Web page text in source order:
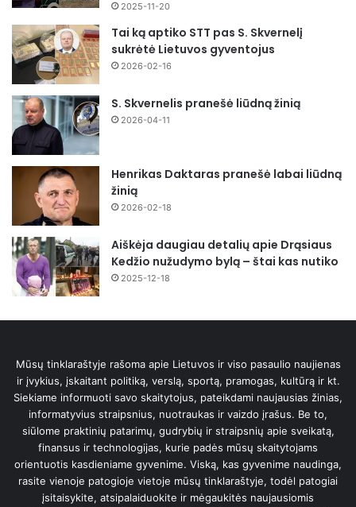
2025-11-20
Tai ką aptiko STT pas S. Skvernelį
sukrėtė Lietuvos gyventojus
2026-02-16
S. Skvernelis pranešė liūdną žinią
2026-04-11
Henrikas Daktaras pranešė labai liūdną
žinią
2026-02-18
Aiškėja daugiau detalių apie Drąsiaus
Kedžio nužudymo bylą – štai kas nutiko
2025-12-18
Mūsų tinklaraštyje rašoma apie Lietuvos ir viso pasaulio naujienas
ir įvykius, įskaitant politiką, verslą, sportą, pramogas, kultūrą ir kt.
Siekiame informuoti savo skaitytojus, pateikdami naujausias žinias,
informatyvius straipsnius, nuotraukas ir vaizdo įrašus. Be to,
siūlome praktinių patarimų, gudrybių ir straipsnių apie sveikatą,
finansus ir technologijas, kurie padės mūsų skaitytojams
orientuotis kasdieniame gyvenime. Viską, kas gyvenime naudinga,
rasite vienoje patogioje vietoje mūsų tinklaraštyje, todėl patogiai
įsitaisykite, atsipalaiduokite ir mėgaukitės naujausiomis